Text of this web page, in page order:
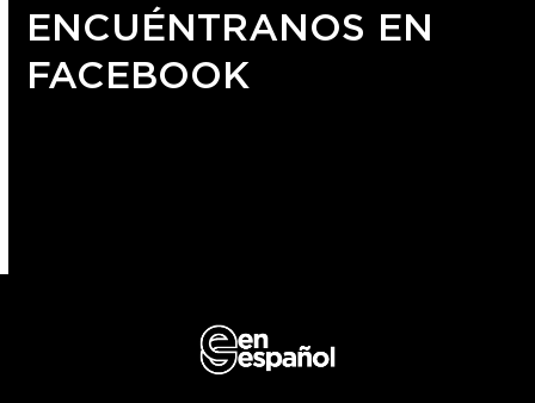
ENCUÉNTRANOS EN
FACEBOOK